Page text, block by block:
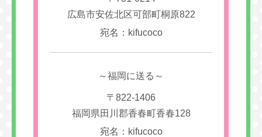
広島市安佐北区可部町桐原822
宛名：kifucoco
～福岡に送る～
〒822-1406
福岡県田川郡香春町香春128
宛名：kifucoco